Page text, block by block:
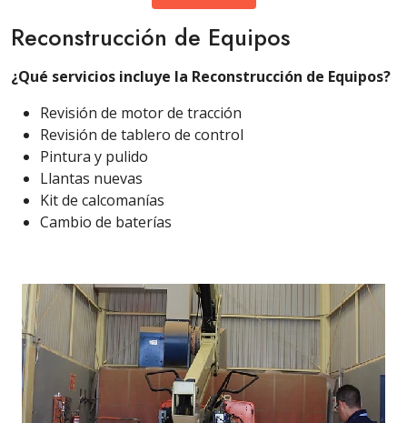
Reconstrucción de Equipos
¿Qué servicios incluye la Reconstrucción de Equipos?
Revisión de motor de tracción
Revisión de tablero de control
Pintura y pulido
Llantas nuevas
Kit de calcomanías
Cambio de baterías